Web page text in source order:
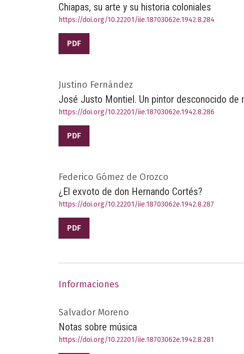
Chiapas, su arte y su historia coloniales
https://doi.org/10.22201/iie.18703062e.1942.8.284
PDF
Justino Fernández
José Justo Montiel. Un pintor desconocido de
https://doi.org/10.22201/iie.18703062e.1942.8.286
PDF
Federico Gómez de Orozco
¿El exvoto de don Hernando Cortés?
https://doi.org/10.22201/iie.18703062e.1942.8.287
PDF
Informaciones
Salvador Moreno
Notas sobre música
https://doi.org/10.22201/iie.18703062e.1942.8.281